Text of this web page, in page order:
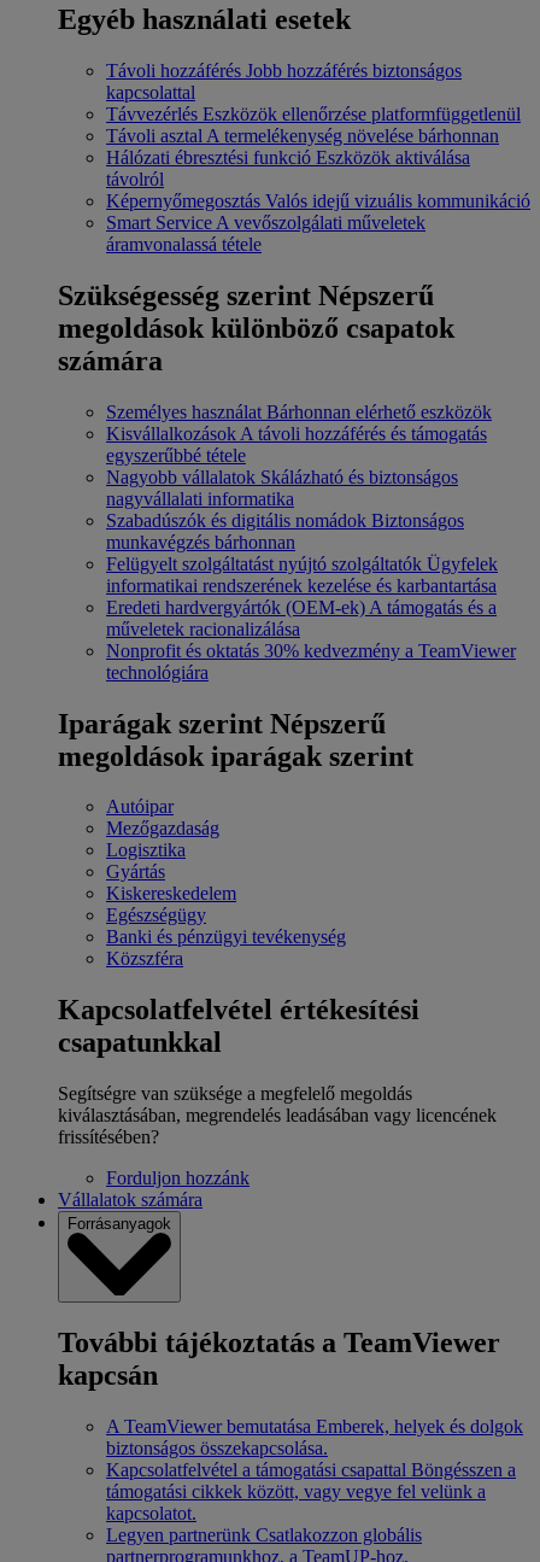
Egyéb használati esetek
Távoli hozzáférés Jobb hozzáférés biztonságos
kapcsolattal
Távvezérlés Eszközök ellenőrzése platformfüggetlenül
Távoli asztal A termelékenység növelése bárhonnan
Hálózati ébresztési funkció Eszközök aktiválása
távolról
Képernyőmegosztás Valós idejű vizuális kommunikáció
Smart Service A vevőszolgálati műveletek
áramvonalassá tétele
Szükségesség szerint Népszerű
megoldások különböző csapatok
számára
Személyes használat Bárhonnan elérhető eszközök
Kisvállalkozások A távoli hozzáférés és támogatás
egyszerűbbé tétele
Nagyobb vállalatok Skálázható és biztonságos
nagyvállalati informatika
Szabadúszók és digitális nomádok Biztonságos
munkavégzés bárhonnan
Felügyelt szolgáltatást nyújtó szolgáltatók Ügyfelek
informatikai rendszerének kezelése és karbantartása
Eredeti hardvergyártók (OEM-ek) A támogatás és a
műveletek racionalizálása
Nonprofit és oktatás 30% kedvezmény a TeamViewer
technológiára
Iparágak szerint Népszerű
megoldások iparágak szerint
Autóipar
Mezőgazdaság
Logisztika
Gyártás
Kiskereskedelem
Egészségügy
Banki és pénzügyi tevékenység
Közszféra
Kapcsolatfelvétel értékesítési
csapatunkkal
Segítségre van szüksége a megfelelő megoldás
kiválasztásában, megrendelés leadásában vagy licencének
frissítésében?
Forduljon hozzánk
Vállalatok számára
Forrásanyagok
További tájékoztatás a TeamViewer
kapcsán
A TeamViewer bemutatása Emberek, helyek és dolgok
biztonságos összekapcsolása.
Kapcsolatfelvétel a támogatási csapattal Böngésszen a
támogatási cikkek között, vagy vegye fel velünk a
kapcsolatot.
Legyen partnerünk Csatlakozzon globális
partnerprogramunkhoz, a TeamUP-hoz.